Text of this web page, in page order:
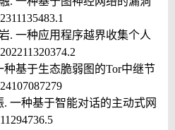
. 一种应用程序越界收集个人
基于生态脆弱图的Tor中继节
. 一种基于智能对话的主动式网